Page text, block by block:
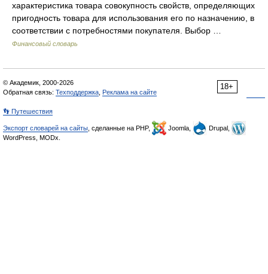
характеристика товара совокупность свойств, определяющих
пригодность товара для использования его по назначению, в
соответствии с потребностями покупателя. Выбор …
Финансовый словарь
18+
© Академик, 2000-2026
Обратная связь: Техподдержка Реклама на сайте
👣 Путешествия
Экспорт словарей на сайты , сделанные на PHP, Joomla,
Drupal,
WordPress, MODx.